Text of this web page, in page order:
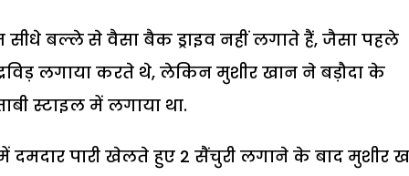
बल्ले से वैसा बैक ड्राइव नहीं लगाते हैं, जैसा पहले
लगाया करते थे, लेकिन मुशीर खान ने बड़ौदा के
स्टाइल में लगाया था.
दमदार पारी खेलते हुए 2 सैंचुरी लगाने के बाद मुशीर